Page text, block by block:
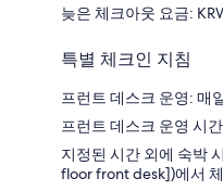
늦은 체크아웃 요금:
특별 체크인 지침
프런트 데스크 운영: 매
프런트 데스크 운영 시
지정된 시간 외에 숙박
floor front desk])에서